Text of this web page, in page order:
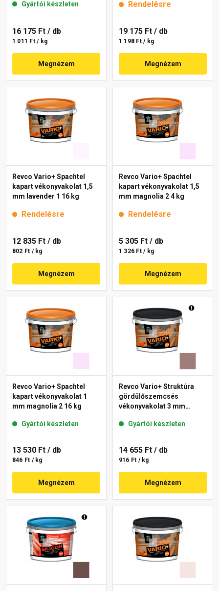
Gyártói készleten
16 175 Ft / db
1 011 Ft / kg
Megnézem
Rendelésre
19 175 Ft / db
1 198 Ft / kg
Megnézem
Revco Vario+ Spachtel
kapart vékonyvakolat 1,5
mm lavender 1 16 kg
Rendelésre
12 835 Ft / db
802 Ft / kg
Megnézem
Revco Vario+ Spachtel
kapart vékonyvakolat 1,5
mm magnolia 2 4 kg
Rendelésre
5 305 Ft / db
1 326 Ft / kg
Megnézem
Revco Vario+ Spachtel
kapart vékonyvakolat 1
mm magnolia 2 16 kg
Gyártói készleten
13 530 Ft / db
846 Ft / kg
Megnézem
Revco Vario+ Struktúra
gördülőszemcsés
vékonyvakolat 3 mm
Gyártói készleten
14 655 Ft / db
916 Ft / kg
Megnézem